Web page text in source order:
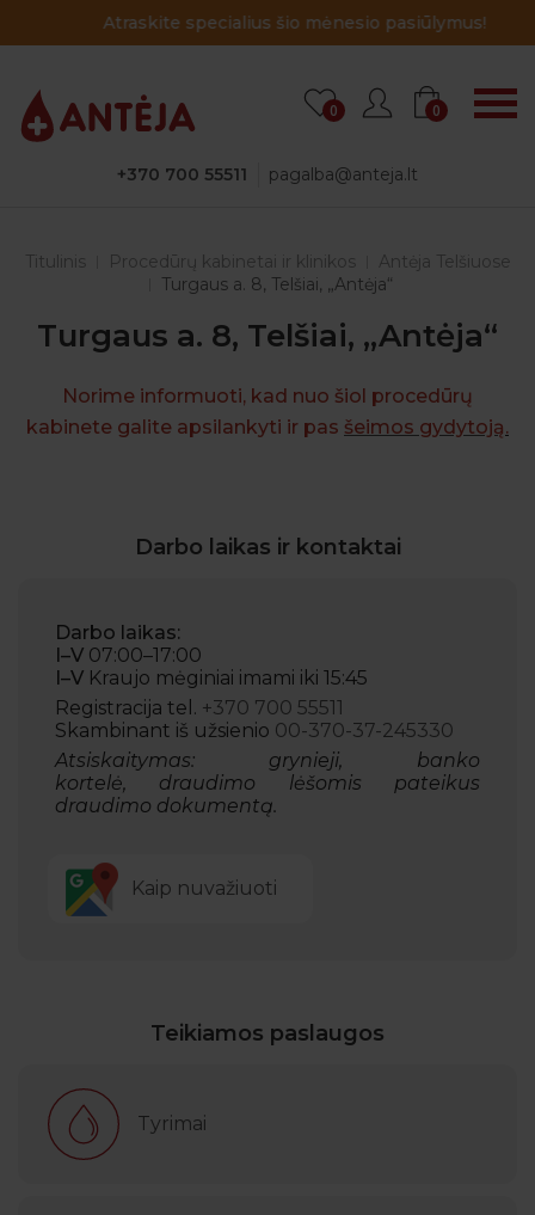
Atraskite specialius šio mėnesio pasiūlymus!
+370 700 55511 pagalba@anteja.lt
0 0
Titulinis Procedūrų kabinetai ir klinikos
Antėja Telšiuose
Turgaus a. 8, Telšiai, „Antėja“
Turgaus a. 8, Telšiai, „Antėja“
Norime informuoti, kad nuo šiol procedūrų
kabinete galite apsilankyti ir pas šeimos gydytoją.
Darbo laikas ir kontaktai
Darbo laikas:
I–V 07:00–17:00
I–V Kraujo mėginiai imami iki 15:45
Registracija tel. +370 700 55511
Skambinant iš užsienio 00-370-37-245330
Atsiskaitymas: grynieji, banko
kortelė, draudimo lėšomis pateikus
draudimo dokumentą.
Kaip nuvažiuoti
Teikiamos paslaugos
Tyrimai